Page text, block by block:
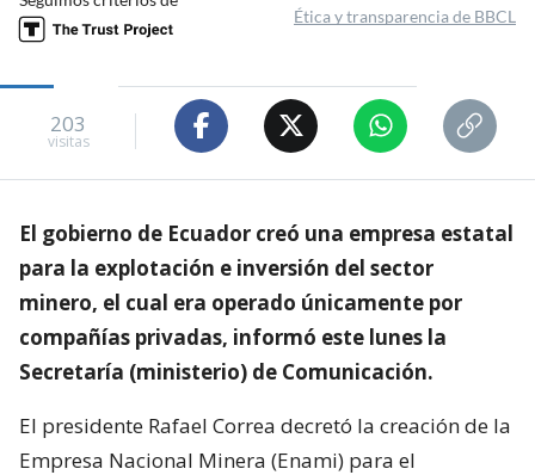
Ética y transparencia de BBCL
203
visitas
El gobierno de Ecuador creó una empresa estatal
para la explotación e inversión del sector
minero, el cual era operado únicamente por
compañías privadas, informó este lunes la
Secretaría (ministerio) de Comunicación.
El presidente Rafael Correa decretó la creación de la
Empresa Nacional Minera (Enami) para el